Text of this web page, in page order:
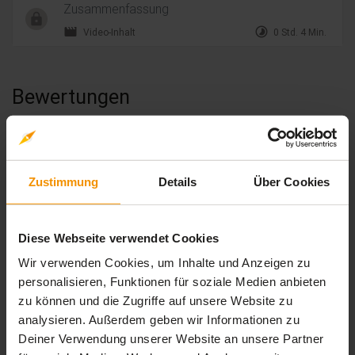
Zustimmung Details Über Cookies
Diese Webseite verwendet Cookies
Wir verwenden Cookies, um Inhalte und Anzeigen zu
personalisieren, Funktionen für soziale Medien anbieten
zu können und die Zugriffe auf unsere Website zu
analysieren. Außerdem geben wir Informationen zu
Deiner Verwendung unserer Website an unsere Partner
Zusammenfassung
movie Video-Inhalt timelapse 0 Std. 4 Min.
Bewertungen
Gesamtbewertung
Durchschnittliche Bewertungen
0,00
0 Bewertungen
5stars: 0
Bewertungen